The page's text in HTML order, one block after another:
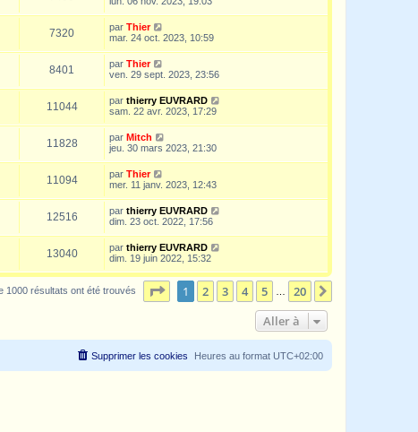
7320 par Thier
mar. 24 oct. 2023, 10:59
8401 par Thier
ven. 29 sept. 2023, 23:56
11044 par thierry EUVRARD
sam. 22 avr. 2023, 17:29
11828 par Mitch
jeu. 30 mars 2023, 21:30
11094 par Thier
mer. 11 janv. 2023, 12:43
12516 par thierry EUVRARD
dim. 23 oct. 2022, 17:56
13040 par thierry EUVRARD
dim. 19 juin 2022, 15:32
1000 résultats ont été trouvés Page sur20
1 2 3 4 5 20
Aller à
Heures au format UTC+02:00
Supprimer les cookies